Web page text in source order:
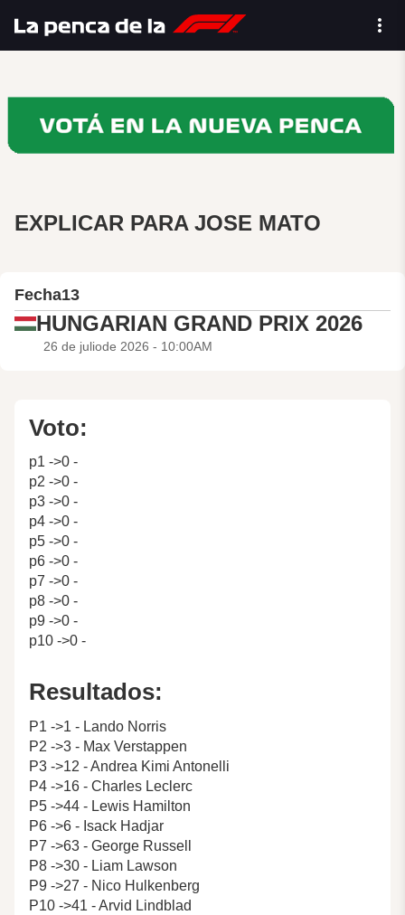
EXPLICAR PARA JOSE MATO
Fecha13
HUNGARIAN GRAND PRIX 2026
26 de juliode 2026 - 10:00AM
Voto:
p1 ->0 -
p2 ->0 -
p3 ->0 -
p4 ->0 -
p5 ->0 -
p6 ->0 -
p7 ->0 -
p8 ->0 -
p9 ->0 -
p10 ->0 -
Resultados:
P1 ->1 - Lando Norris
P2 ->3 - Max Verstappen
P3 ->12 - Andrea Kimi Antonelli
P4 ->16 - Charles Leclerc
P5 ->44 - Lewis Hamilton
P6 ->6 - Isack Hadjar
P7 ->63 - George Russell
P8 ->30 - Liam Lawson
P9 ->27 - Nico Hulkenberg
P10 ->41 - Arvid Lindblad